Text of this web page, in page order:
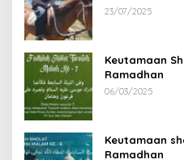
23/07/2025
Keutamaan
Ramadhan
06/03/2025
Keutamaan
Ramadhan